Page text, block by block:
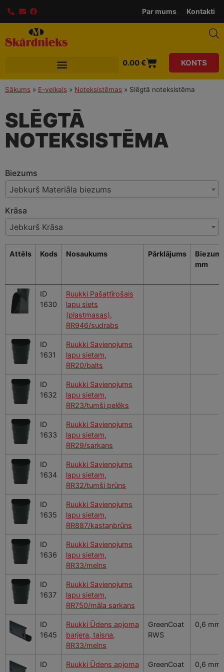
Par mums Kontakti
0.00€ KONTS
Sākums » E-veikals » Noteksistēmas » Slēgtā noteksistēma
SLĒGTĀ
NOTEKSISTĒMA
Biezums
Jebkurš Materiāla biezums
Krāsa
Jebkurš Krāsa
Attēls Kods Nosaukums Pārklājums
mm
ID
1630
Ruukki Pašattīrošais
lapu siets
(plastmasas),
RR946/sudrabs
ID
1631
Ruukki Savienojums
lapu sietam,
RR20/balts
ID
1632
Ruukki Savienojums
lapu sietam,
RR23/tumši pelēks
ID
1633
Ruukki Savienojums
lapu sietam,
RR29/sarkans
ID
1634
Ruukki Savienojums
lapu sietam,
RR32/tumši brūns
ID
1635
Ruukki Savienojums
lapu sietam,
RR887/kastaņbrūns
ID
1636
Ruukki Savienojums
lapu sietam,
RR33/melns
ID
1637
Ruukki Savienojums
lapu sietam,
RR750/māla sarkans
ID
1645
Ruukki Ūdens apjoma
barjera, taisna,
RR33/melns
GreenCoat
RWS
0,6 mm
ID
Ruukki Ūdens apjoma
GreenCoat
0,6 mm